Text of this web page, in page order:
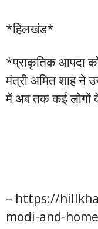
*हिलखंड*
*प्राकृतिक आपदा
मंत्री अमित शाह ने
में अब तक कई लोगों
– https://
modi-and-